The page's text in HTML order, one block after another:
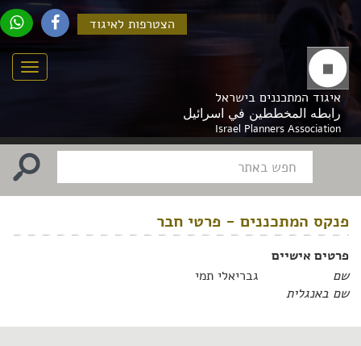
הצטרפות לאיגוד
איגוד המתכננים בישראל
رابطه المخططين في اسرائيل
Israel Planners Association
פנקס המתכננים - פרטי חבר
פרטים אישיים
שם
גבריאלי תמי
שם באנגלית